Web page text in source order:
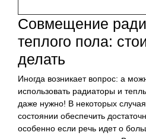
Совмещение
теплого пола:
делать
Иногда возникает вопрос: а
использовать радиаторы и
даже нужно! В некоторых
состоянии обеспечить
особенно если речь идет о